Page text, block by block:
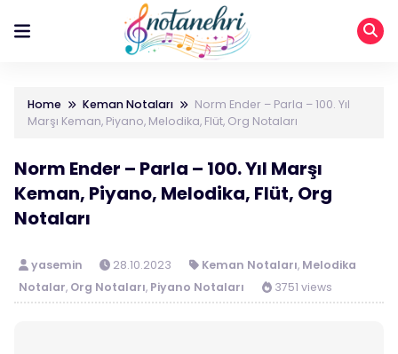
Home Keman Notaları
Norm Ender – Parla – 100. Yıl
Marşı Keman, Piyano, Melodika, Flüt, Org Notaları
Norm Ender – Parla – 100. Yıl Marşı
Keman, Piyano, Melodika, Flüt, Org
Notaları
yasemin 28.10.2023 Keman Notaları, Melodika
Notalar, Org Notaları, Piyano Notaları 3751 views